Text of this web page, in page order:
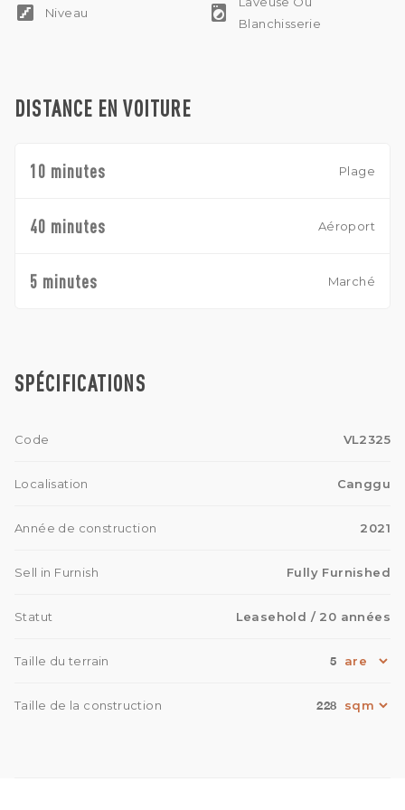
stairs Niveau local_laundry_service
Blanchisserie
DISTANCE EN VOITURE
10 minutes Plage
40 minutes Aéroport
5 minutes Marché
SPÉCIFICATIONS
Code VL2325
Localisation Canggu
Année de construction 2021
Sell in Furnish Fully Furnished
Statut Leasehold / 20 années
Taille du terrain 5
Taille de la construction 228